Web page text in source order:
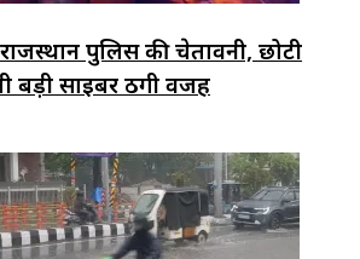
राजस्थान पुलिस की चेतावनी, छोटी
बड़ी साइबर ठगी वजह